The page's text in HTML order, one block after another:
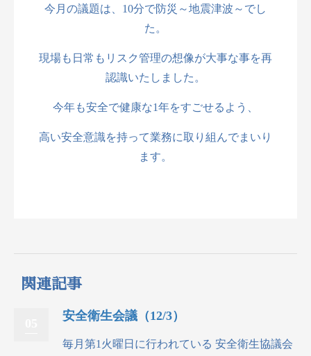
今月の議題は、10分で防災～地震津波～でし
た。
現場も日常もリスク管理の想像が大事な事を再
認識いたしました。
今年も安全で健康な1年をすごせるよう、
高い安全意識を持って業務に取り組んでまいり
ます。
関連記事
安全衛生会議（12/3）
毎月第1火曜日に行われている 安全衛生協議会